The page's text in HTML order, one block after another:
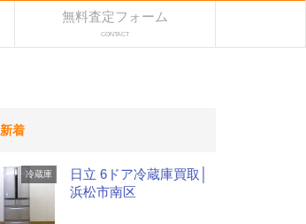
無料査定フォーム
CONTACT
新着
冷蔵庫
日立 6ドア冷蔵庫買取│
浜松市南区